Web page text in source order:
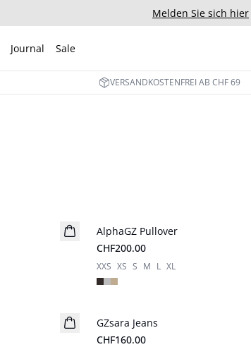
Melden Sie sich hier
Journal Sale
VERSANDKOSTENFREI AB CHF 69
Neuheiten
AlphaGZ Pullover
CHF200.00
XXS XS S M L XL
Neuheiten
GZsara Jeans
CHF160.00